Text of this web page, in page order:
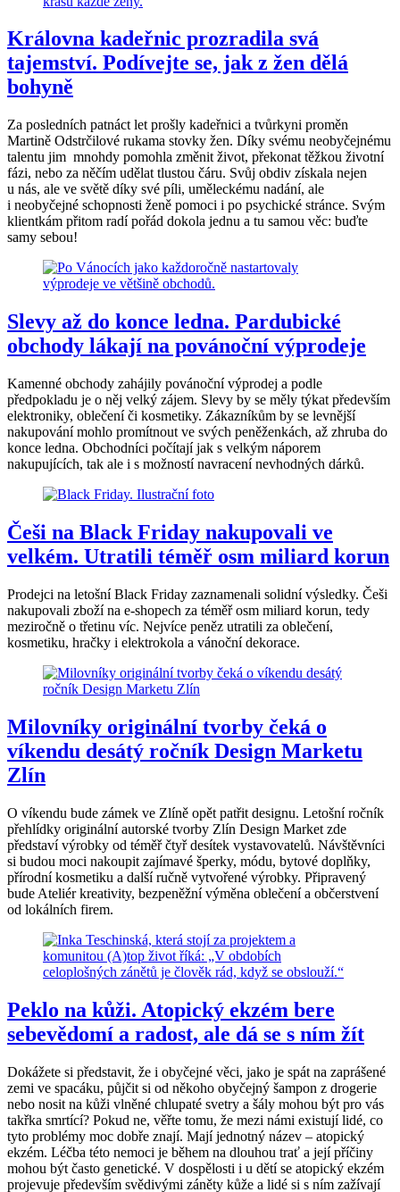
Královna kadeřnic prozradila svá
tajemství. Podívejte se, jak z žen dělá
bohyně
Za posledních patnáct let prošly kadeřnici a tvůrkyni proměn
Martině Odstrčilové rukama stovky žen. Díky svému neobyčejnému
talentu jim mnohdy pomohla změnit život, překonat těžkou životní
fázi, nebo za něčím udělat tlustou čáru. Svůj obdiv získala nejen
u nás, ale ve světě díky své píli, uměleckému nadání, ale
i neobyčejné schopnosti ženě pomoci i po psychické stránce. Svým
klientkám přitom radí pořád dokola jednu a tu samou věc: buďte
samy sebou!
Slevy až do konce ledna. Pardubické
obchody lákají na povánoční výprodeje
Kamenné obchody zahájily povánoční výprodej a podle
předpokladu je o něj velký zájem. Slevy by se měly týkat především
elektroniky, oblečení či kosmetiky. Zákazníkům by se levnější
nakupování mohlo promítnout ve svých peněženkách, až zhruba do
konce ledna. Obchodníci počítají jak s velkým náporem
nakupujících, tak ale i s možností navracení nevhodných dárků.
Češi na Black Friday nakupovali ve
velkém. Utratili téměř osm miliard korun
Prodejci na letošní Black Friday zaznamenali solidní výsledky. Češi
nakupovali zboží na e-shopech za téměř osm miliard korun, tedy
meziročně o třetinu víc. Nejvíce peněz utratili za oblečení,
kosmetiku, hračky i elektrokola a vánoční dekorace.
Milovníky originální tvorby čeká o
víkendu desátý ročník Design Marketu
Zlín
O víkendu bude zámek ve Zlíně opět patřit designu. Letošní ročník
přehlídky originální autorské tvorby Zlín Design Market zde
představí výrobky od téměř čtyř desítek vystavovatelů. Návštěvníci
si budou moci nakoupit zajímavé šperky, módu, bytové doplňky,
přírodní kosmetiku a další ručně vytvořené výrobky. Připravený
bude Ateliér kreativity, bezpeněžní výměna oblečení a občerstvení
od lokálních firem.
Peklo na kůži. Atopický ekzém bere
sebevědomí a radost, ale dá se s ním žít
Dokážete si představit, že i obyčejné věci, jako je spát na zaprášené
zemi ve spacáku, půjčit si od někoho obyčejný šampon z drogerie
nebo nosit na kůži vlněné chlupaté svetry a šály mohou být pro vás
takřka smrtící? Pokud ne, věřte tomu, že mezi námi existují lidé, co
tyto problémy moc dobře znají. Mají jednotný název – atopický
ekzém. Léčba této nemoci je během na dlouhou trať a její příčiny
mohou být často genetické. V dospělosti i u dětí se atopický ekzém
projevuje především svědivými záněty kůže a lidé si s ním zažívají